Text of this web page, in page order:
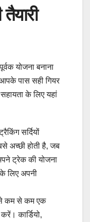
योजना बनाना
पास सही गियर
के लिए यहां
सर्दियों
अच्छी होती है, जब
ट्रेक की योजना
लिए अपनी
कम से कम एक
कार्डियो,